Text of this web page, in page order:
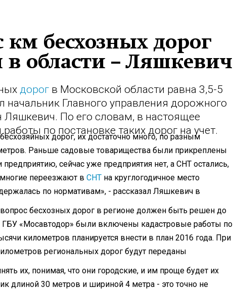
км бесхозных дорог
в области – Ляшкевич
дорог в Московской области равна 3,5-5
Главного управления дорожного
Ляшкевич. По его словам, в настоящее
по постановке таких дорог на учет.
дорог, их достаточно много, по разным
Раньше садовые товарищества были прикреплены
сейчас уже предприятия нет, а СНТ остались,
многие переезжают в СНТ на круглогодичное место
по нормативам», - рассказал Ляшкевич в
бесхозных дорог в регионе должен быть решен до
ГБУ «Мосавтодор» были включены кадастровые работы по
километров планируется внести в план 2016 года. При
региональных дорог будут переданы
их, понимая, что они городские, и им проще будет их
длиной 30 метров и шириной 4 метра - это точно не